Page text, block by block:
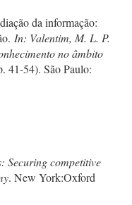
da informação:
In: Valentim, M. L. P.
no âmbito
41-54). São Paulo:
Securing competitive
. New York:Oxford